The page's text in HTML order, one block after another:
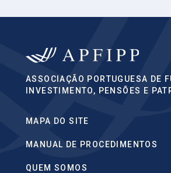
ASSOCIAÇÃO PORTUGUESA DE
INVESTIMENTO, PENSÕES E
MAPA DO SITE
MANUAL DE PROCEDIMENTOS
QUEM SOMOS